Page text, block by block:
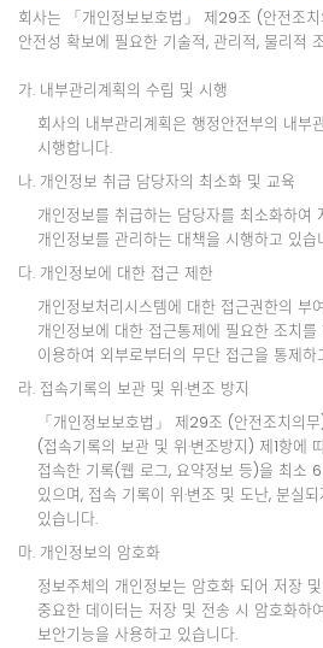
회사는 「개인정보보호법」 제29조 (안전조
안전성 확보에 필요한 기술적, 관리적, 물리적
가. 내부관리계획의 수립 및 시행
회사의 내부관리계획은 행정안전부의 내부
시행합니다.
나. 개인정보 취급 담당자의 최소화 및 교육
개인정보를 취급하는 담당자를 최소화하여
개인정보를 관리하는 대책을 시행하고 있습
다. 개인정보에 대한 접근 제한
개인정보처리시스템에 대한 접근권한의 부
개인정보에 대한 접근통제에 필요한 조치
이용하여 외부로부터의 무단 접근을 통제하
라. 접속기록의 보관 및 위·변조 방지
「개인정보보호법」 제29조 (안전조치의
(접속기록의 보관 및 위·변조방지) 제1항에
접속한 기록(웹 로그, 요약정보 등)을 최소
있으며, 접속 기록이 위·변조 및 도난, 분실
있습니다.
마. 개인정보의 암호화
정보주체의 개인정보는 암호화 되어 저장
중요한 데이터는 저장 및 전송 시 암호화하
보안기능을 사용하고 있습니다.